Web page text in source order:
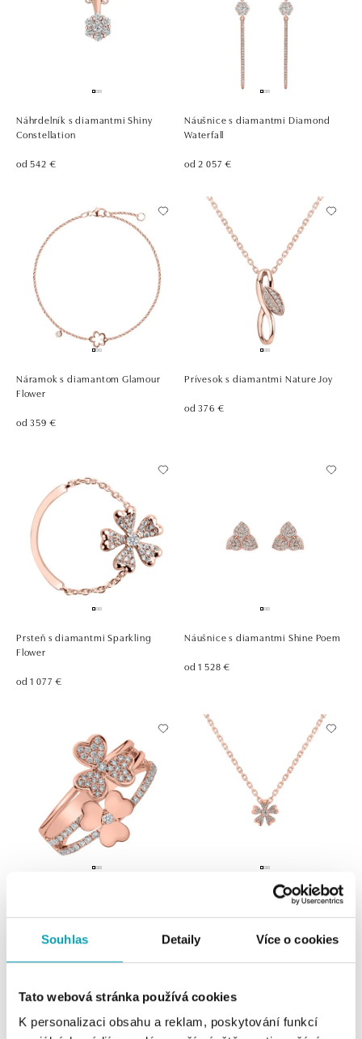
Souhlas Detaily Více o cookies
Tato webová stránka používá cookies
K personalizaci obsahu a reklam, poskytování funkcí
Náhrdelník s diamantmi Shiny
Constellation
od 542 €
Náušnice s diamantmi Diamond
Waterfall
od 2 057 €
Náramok s diamantom Glamour
Flower
od 359 €
Prívesok s diamantmi Nature Joy
od 376 €
Prsteň s diamantmi Sparkling
Flower
od 1 077 €
Náušnice s diamantmi Shine Poem
od 1 528 €
od 1 634 €
Prívesok s diamantmi Flower Spirit